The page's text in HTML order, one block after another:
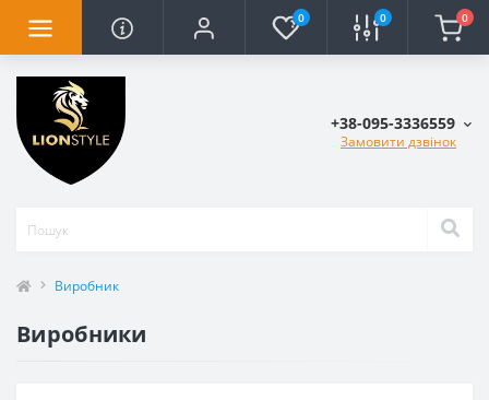
0 0 0
+38-095-3336559
Замовити дзвінок
Виробник
Виробники